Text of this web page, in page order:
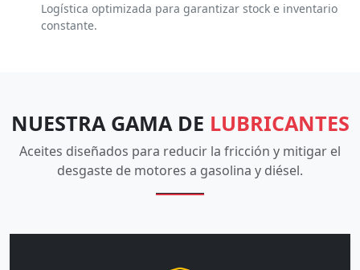
Logística optimizada para garantizar stock e inventario
constante.
NUESTRA GAMA DE LUBRICANTES
Aceites diseñados para reducir la fricción y mitigar el
desgaste de motores a gasolina y diésel.